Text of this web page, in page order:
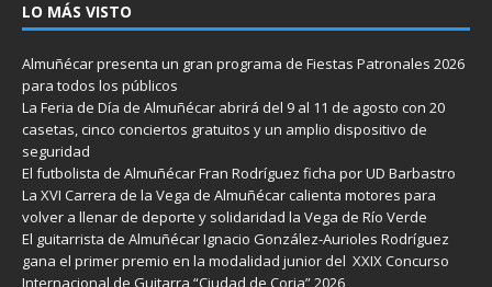
LO MÁS VISTO
Almuñécar presenta un gran programa de Fiestas Patronales 2026
para todos los públicos
La Feria de Día de Almuñécar abrirá del 9 al 11 de agosto con 20
casetas, cinco conciertos gratuitos y un amplio dispositivo de
seguridad
El futbolista de Almuñécar Fran Rodríguez ficha por UD Barbastro
La XVI Carrera de la Vega de Almuñécar calienta motores para
volver a llenar de deporte y solidaridad la Vega de Río Verde
El guitarrista de Almuñécar Ignacio González-Aurioles Rodríguez
gana el primer premio en la modalidad junior del XXIX Concurso
Internacional de Guitarra “Ciudad de Coria” 2026